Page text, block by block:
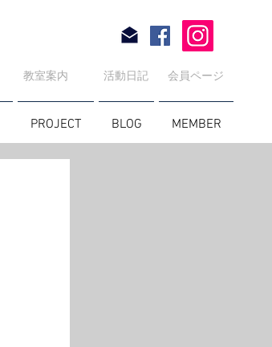
​教室案内 活動日記 会員ページ
PROJECT BLOG MEMBER